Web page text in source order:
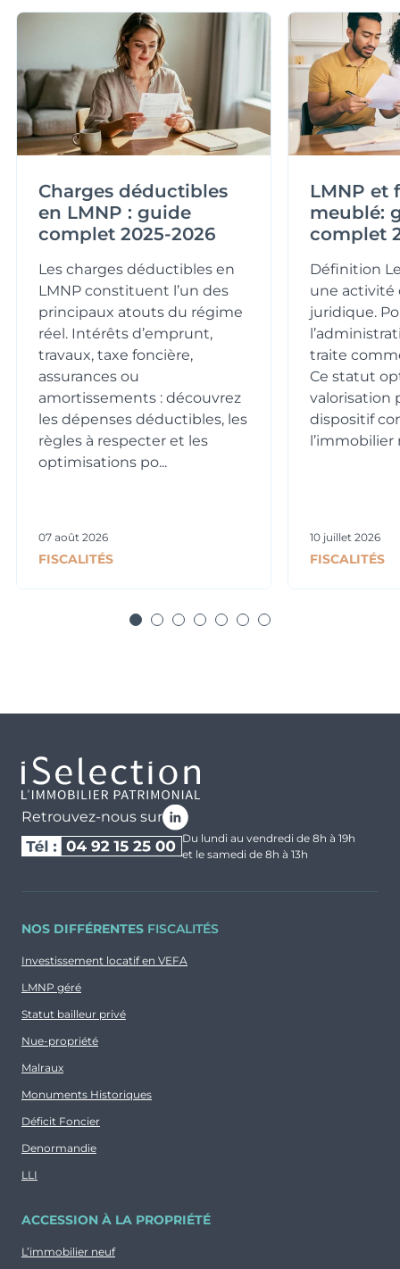
Charges déductibles
en LMNP : guide
complet 2025-2026
Les charges déductibles en
LMNP constituent l’un des
principaux atouts du régime
réel. Intérêts d’emprunt,
travaux, taxe foncière,
assurances ou
amortissements : découvrez
les dépenses déductibles, les
règles à respecter et les
optimisations po...
07 août 2026
FISCALITÉS
LMNP et
meublé:
complet
Définition
une activité
juridique.
traite
Ce statut
valorisation
dispositif
l’immobilier
10 juillet 2026
FISCALITÉS
Retrouvez-nous sur
Du lundi au vendredi de 8h à 19h
et le samedi de 8h à 13h
NOS DIFFÉRENTES FISCALITÉS
Investissement locatif en VEFA
LMNP géré
Statut bailleur privé
Nue-propriété
Malraux
Monuments Historiques
Déficit Foncier
Denormandie
LLI
ACCESSION À LA PROPRIÉTÉ
L’immobilier neuf